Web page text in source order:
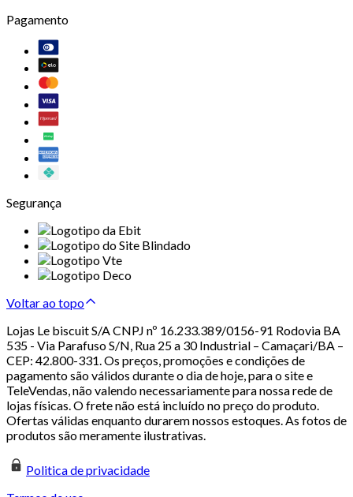
Pagamento
Segurança
Voltar ao topo
Lojas Le biscuit S/A CNPJ nº 16.233.389/0156-91 Rodovia BA
535 - Via Parafuso S/N, Rua 25 a 30 Industrial – Camaçari/BA –
CEP: 42.800-331. Os preços, promoções e condições de
pagamento são válidos durante o dia de hoje, para o site e
TeleVendas, não valendo necessariamente para nossa rede de
lojas físicas. O frete não está incluído no preço do produto.
Ofertas válidas enquanto durarem nossos estoques. As fotos de
produtos são meramente ilustrativas.
Politica de privacidade